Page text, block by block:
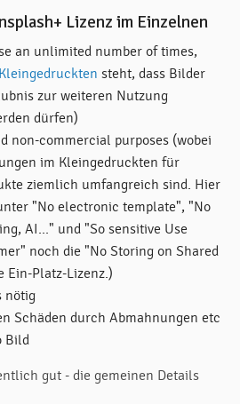
Lizenz im Einzelnen
an unlimited number of times,
steht, dass Bilder
zur weiteren Nutzung
dürfen)
non-commercial purposes (wobei
im Kleingedruckten für
ziemlich umfangreich sind. Hier
"No electronic template", "No
AI..." und "So sensitive Use
noch die "No Storing on Shared
Ein-Platz-Lizenz.)
nötig
Schäden durch Abmahnungen etc
Bild
gut - die gemeinen Details